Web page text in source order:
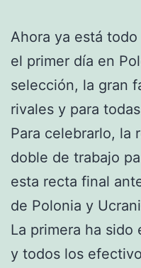
Ahora ya está
el primer día en
selección, la gran
rivales y para
Para celebrarlo, la
doble de trabajo
esta recta final
de Polonia y
La primera ha sido
y todos los